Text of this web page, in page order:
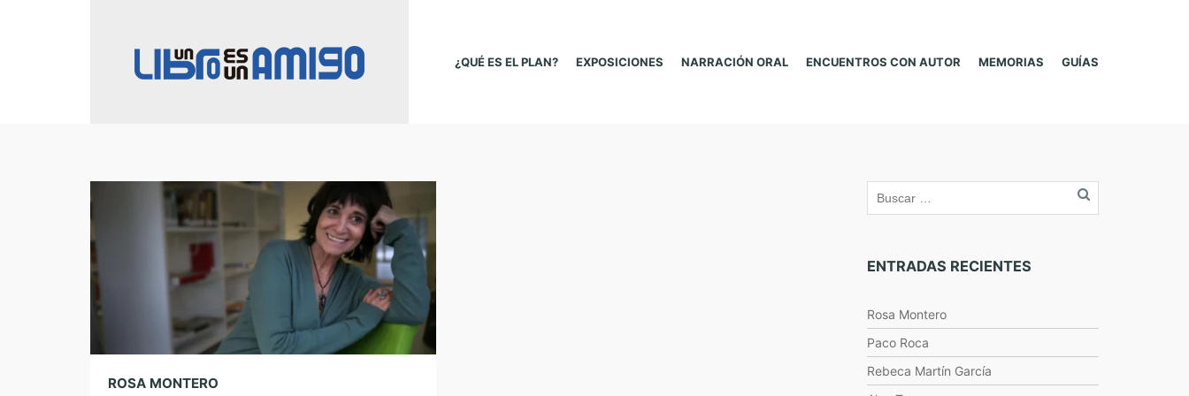
¿QUÉ ES EL PLAN? EXPOSICIONES NARRACIÓN ORAL ENCUENTROS CON AUTOR MEMORIAS GUÍAS
ROSA MONTERO
ENTRADAS RECIENTES
Rosa Montero
Paco Roca
Rebeca Martín García